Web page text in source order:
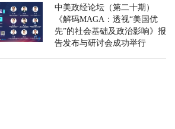
中美政经论坛（第二十期）
《解码MAGA：透视“美国优
先”的社会基础及政治影响》报
告发布与研讨会成功举行